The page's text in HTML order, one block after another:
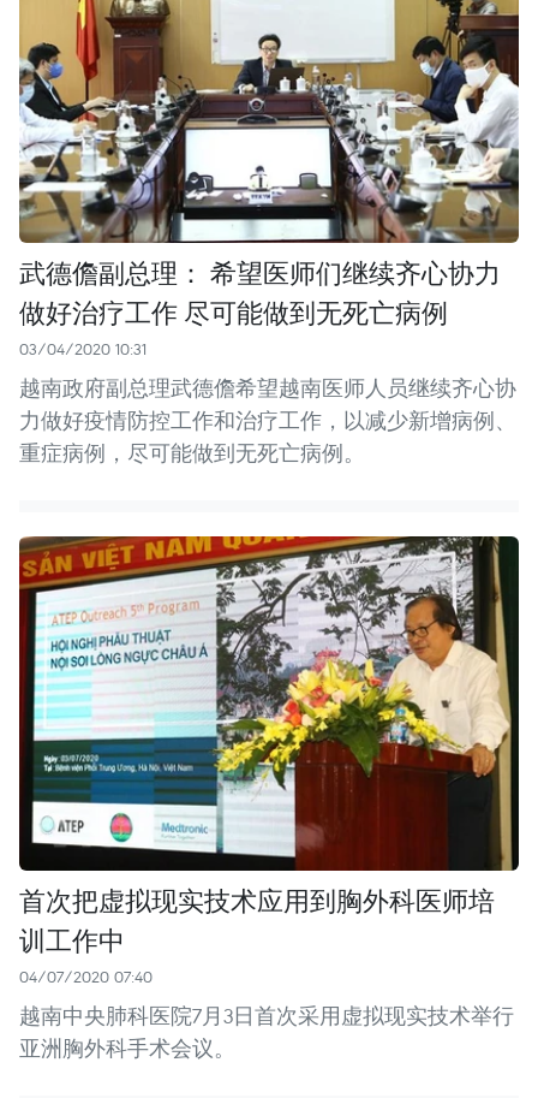
武德儋副总理： 希望医师们继续齐心协力
做好治疗工作 尽可能做到无死亡病例
03/04/2020 10:31
越南政府副总理武德儋希望越南医师人员继续齐心协
力做好疫情防控工作和治疗工作，以减少新增病例、
重症病例，尽可能做到无死亡病例。
首次把虚拟现实技术应用到胸外科医师培
训工作中
04/07/2020 07:40
越南中央肺科医院7月3日首次采用虚拟现实技术举行
亚洲胸外科手术会议。